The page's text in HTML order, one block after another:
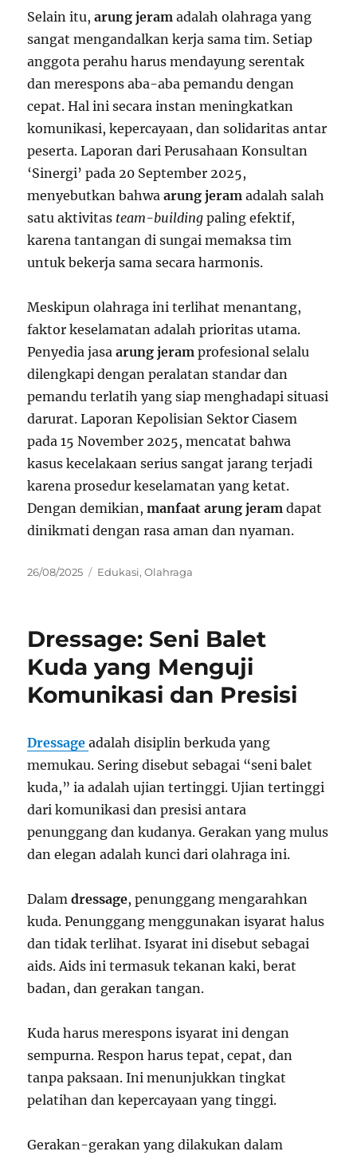
Selain itu,arung jeram adalah olahraga yang
sangat mengandalkan kerja sama tim. Setiap
anggota perahu harus mendayung serentak
dan merespons aba-aba pemandu dengan
cepat. Hal ini secara instan meningkatkan
komunikasi, kepercayaan, dan solidaritas antar
peserta. Laporan dari Perusahaan Konsultan
‘Sinergi’ pada 20 September 2025,
menyebutkan bahwaarung jeram adalah salah
satu aktivitas team-building paling efektif,
karena tantangan di sungai memaksa tim
untuk bekerja sama secara harmonis.
Meskipun olahraga ini terlihat menantang,
faktor keselamatan adalah prioritas utama.
Penyedia jasaarung jeram profesional selalu
dilengkapi dengan peralatan standar dan
pemandu terlatih yang siap menghadapi situasi
darurat. Laporan Kepolisian Sektor Ciasem
pada 15 November 2025, mencatat bahwa
kasus kecelakaan serius sangat jarang terjadi
karena prosedur keselamatan yang ketat.
Dengan demikian,manfaat arung jeram dapat
dinikmati dengan rasa aman dan nyaman.
Posted
26/08/2025 Categories
Edukasi,Olahraga
Dressage: Seni Balet
Kuda yang Menguji
Komunikasi dan Presisi
Dressage adalah disiplin berkuda yang
memukau. Sering disebut sebagai “seni balet
kuda,” ia adalah ujian tertinggi. Ujian tertinggi
dari komunikasi dan presisi antara
penunggang dan kudanya. Gerakan yang mulus
dan elegan adalah kunci dari olahraga ini.
Dalamdressage, penunggang mengarahkan
kuda. Penunggang menggunakan isyarat halus
dan tidak terlihat. Isyarat ini disebut sebagai
aids. Aids ini termasuk tekanan kaki, berat
badan, dan gerakan tangan.
Kuda harus merespons isyarat ini dengan
sempurna. Respon harus tepat, cepat, dan
tanpa paksaan. Ini menunjukkan tingkat
pelatihan dan kepercayaan yang tinggi.
Gerakan-gerakan yang dilakukan dalam